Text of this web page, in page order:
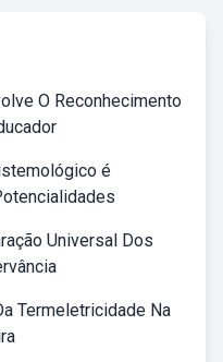
O Reconhecimento
é
Universal Dos
Termeletricidade Na